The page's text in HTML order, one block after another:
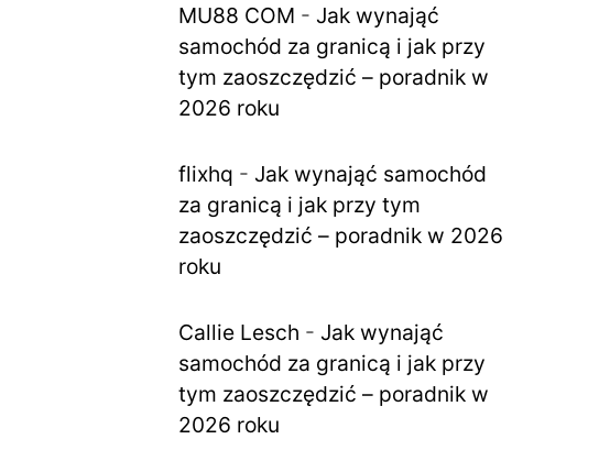
MU88 COM - Jak wynająć
samochód za granicą i jak przy
tym zaoszczędzić – poradnik w
2026 roku
flixhq - Jak wynająć samochód
za granicą i jak przy tym
zaoszczędzić – poradnik w 2026
roku
Callie Lesch - Jak wynająć
samochód za granicą i jak przy
tym zaoszczędzić – poradnik w
2026 roku